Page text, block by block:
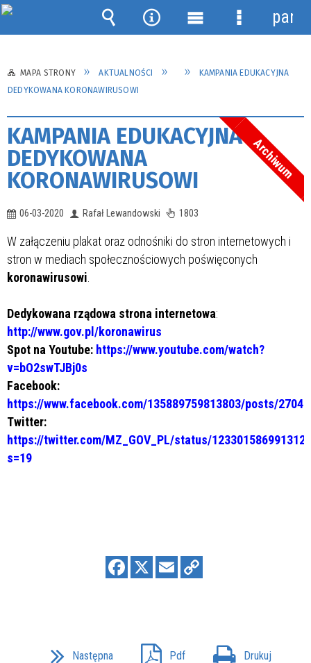
MAPA STRONY AKTUALNOŚCI
KAMPANIA EDUKACYJNA
DEDYKOWANA KORONAWIRUSOWI
KAMPANIA EDUKACYJNA
DEDYKOWANA
KORONAWIRUSOWI
Archiwum
06-03-2020 Rafał Lewandowski 1803
W załączeniu plakat oraz odnośniki do stron internetowych i
stron w mediach społecznościowych poświęconych
koronawirusowi
Dedykowana rządowa strona internetowa:
http://www.gov.pl/koronawirus
Spot na Youtube: https://www.youtube.com/watch?
v=bO2swTJBj0s
Facebook:
https://www.facebook.com/135889759813803/posts/
Twitter:
https://twitter.com/MZ_GOV_PL/status/
s=19
Następna Pdf Drukuj
Wyszukiwarka
Narzędzia
Menu Menu
panel